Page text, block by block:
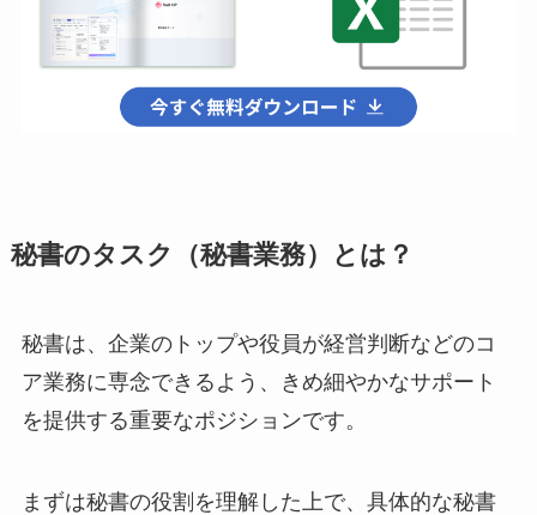
秘書のタスク（秘書業務）とは？
秘書は、企業のトップや役員が経営判断などのコ
ア業務に専念できるよう、きめ細やかなサポート
を提供する重要なポジションです。
まずは秘書の役割を理解した上で、具体的な秘書